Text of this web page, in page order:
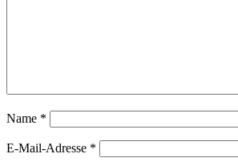
Name *
E-Mail-Adresse *